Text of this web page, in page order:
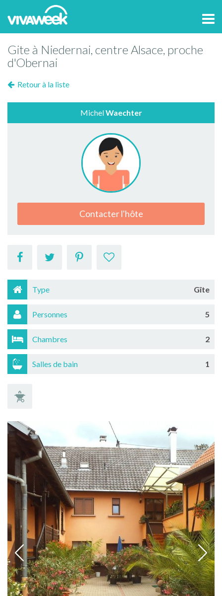
Gite à Niedernai, centre Alsace, proche
d'Obernai
Retour à la liste
MichelWaechter
Contacter l'hôte
Type Gîte
Personnes 5
Chambres 2
Salles de bain 1